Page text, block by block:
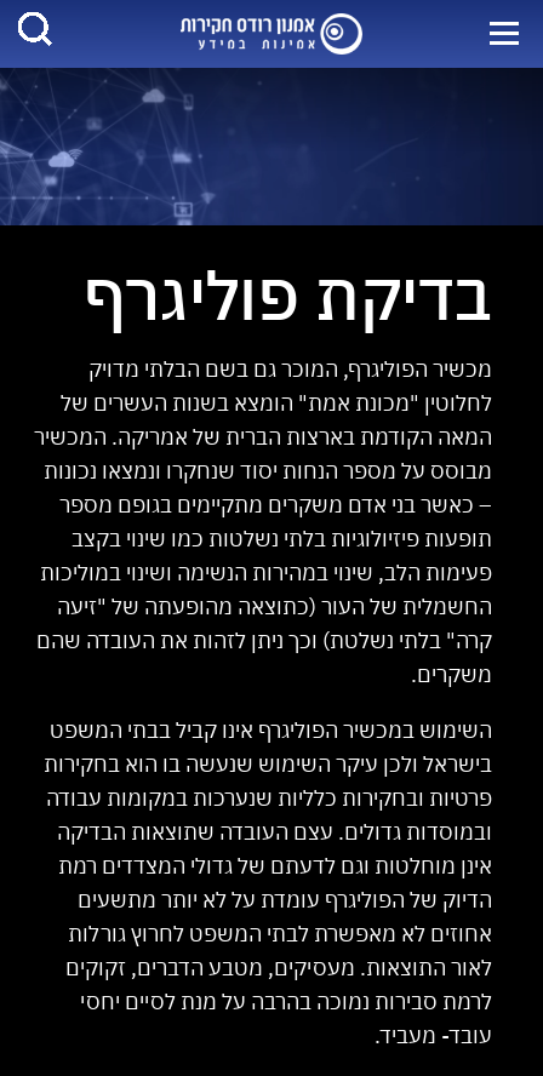
בדיקת פוליגרף
מכשיר הפוליגרף, המוכר גם בשם הבלתי מדויק
לחלוטין "מכונת אמת" הומצא בשנות העשרים של
המאה הקודמת בארצות הברית של אמריקה. המכשיר
מבוסס על מספר הנחות יסוד שנחקרו ונמצאו נכונות
– כאשר בני אדם משקרים מתקיימים בגופם מספר
תופעות פיזיולוגיות בלתי נשלטות כמו שינוי בקצב
פעימות הלב, שינוי במהירות הנשימה ושינוי במוליכות
החשמלית של העור (כתוצאה מהופעתה של "זיעה
קרה" בלתי נשלטת) וכך ניתן לזהות את העובדה שהם
משקרים.
השימוש במכשיר הפוליגרף אינו קביל בבתי המשפט
בישראל ולכן עיקר השימוש שנעשה בו הוא בחקירות
פרטיות ובחקירות כלליות שנערכות במקומות עבודה
ובמוסדות גדולים. עצם העובדה שתוצאות הבדיקה
אינן מוחלטות וגם לדעתם של גדולי המצדדים רמת
הדיוק של הפוליגרף עומדת על לא יותר מתשעים
אחוזים לא מאפשרת לבתי המשפט לחרוץ גורלות
לאור התוצאות. מעסיקים, מטבע הדברים, זקוקים
לרמת סבירות נמוכה בהרבה על מנת לסיים יחסי
עובד- מעביד.